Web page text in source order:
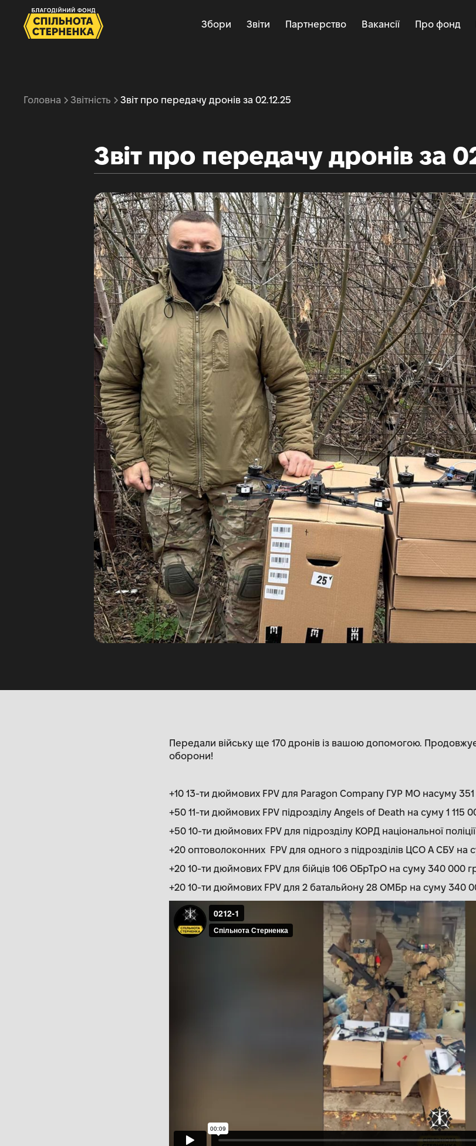
Збори Звіти Партнерство Вакансії Про фонд
Головна Звітність Звіт про передачу дронів за 02.12.25
Звіт про передачу дронів за
Передали війську ще 170 дронів із вашою допомогою.
оборони!
+10 13-ти дюймових FPV для Paragon Company ГУР МО насуму
+50 11-ти дюймових FPV підрозділу Angels of Death на суму 1 115
+50 10-ти дюймових FPV для підрозділу КОРД національної
+20 оптоволоконних FPV для одного з підрозділів ЦСО А СБУ на
+20 10-ти дюймових FPV для бійців 106 ОБрТрО на суму 340 000
+20 10-ти дюймових FPV для 2 батальйону 28 ОМБр на суму 340